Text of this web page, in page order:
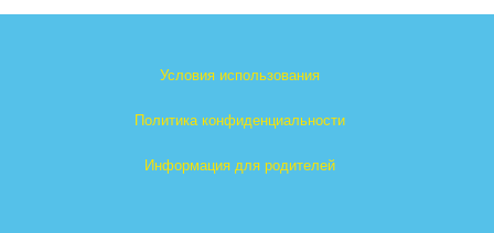
Условия использования
Политика конфиденциальности
Информация для родителей